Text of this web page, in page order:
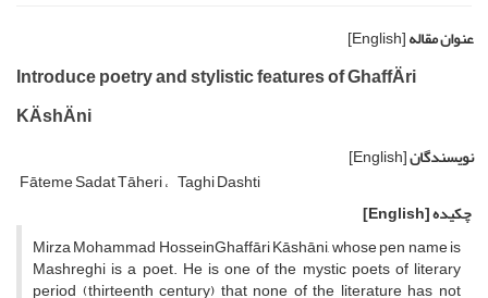
عنوان مقاله[English]
Introduce poetry and stylistic features of GhaffÄri
KÄshÄni
نویسندگان[English]
Fāteme Sadat Tāheri Taghi Dashti
چکیده[English]
Mirza Mohammad HosseinGhaffāri Kāshāni, whose pen name is
Mashreghi is a poet. He is one of the mystic poets of literary
period (thirteenth century) that none of the literature has not